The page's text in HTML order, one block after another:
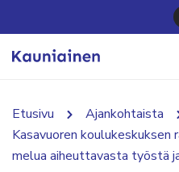
Etusivu
Ajankohtaista
Kasavuoren koulukeskuksen
melua aiheuttavasta työstä